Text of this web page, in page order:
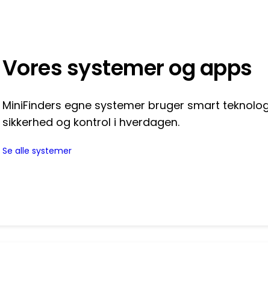
Vores systemer og apps
MiniFinders egne systemer bruger smart
sikkerhed og kontrol i hverdagen.
Se alle systemer